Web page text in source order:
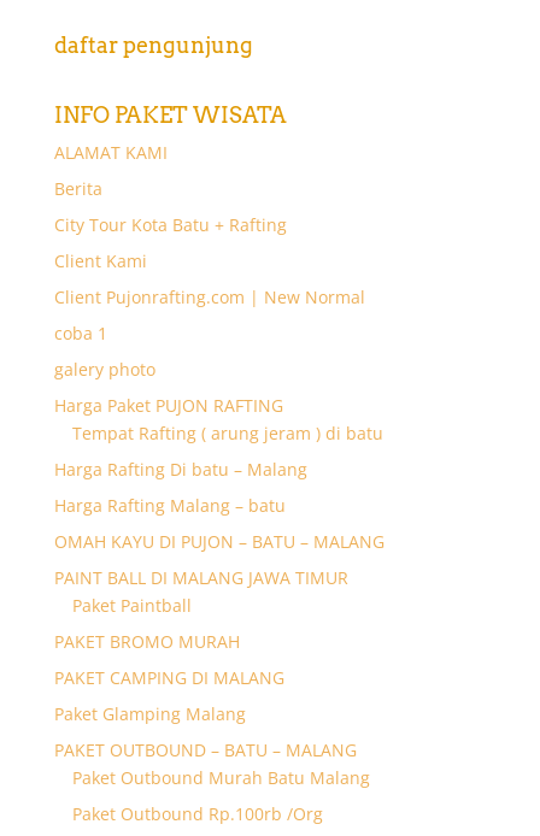
daftar pengunjung
INFO PAKET WISATA
ALAMAT KAMI
Berita
City Tour Kota Batu + Rafting
Client Kami
Client Pujonrafting.com | New Normal
coba 1
galery photo
Harga Paket PUJON RAFTING
Tempat Rafting ( arung jeram ) di batu
Harga Rafting Di batu – Malang
Harga Rafting Malang – batu
OMAH KAYU DI PUJON – BATU – MALANG
PAINT BALL DI MALANG JAWA TIMUR
Paket Paintball
PAKET BROMO MURAH
PAKET CAMPING DI MALANG
Paket Glamping Malang
PAKET OUTBOUND – BATU – MALANG
Paket Outbound Murah Batu Malang
Paket Outbound Rp.100rb /Org